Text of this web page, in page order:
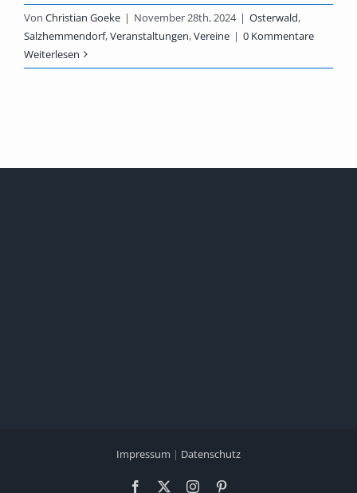
Von Christian Goeke | November 28th, 2024 | Osterwald,
Salzhemmendorf,Veranstaltungen,Vereine | 0 Kommentare
Weiterlesen
Impressum | Datenschutz
Facebook Instagram